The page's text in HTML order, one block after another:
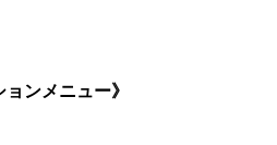
ョンメニュー》